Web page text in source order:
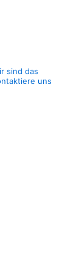
sind das
uns